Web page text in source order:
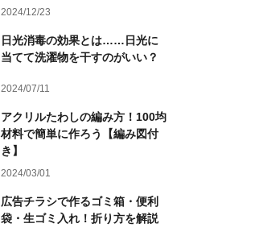
2024/12/23
日光消毒の効果とは……日光に
当てて洗濯物を干すのがいい？
2024/07/11
アクリルたわしの編み方！100均
材料で簡単に作ろう【編み図付
き】
2024/03/01
広告チラシで作るゴミ箱・便利
袋・生ゴミ入れ！折り方を解説